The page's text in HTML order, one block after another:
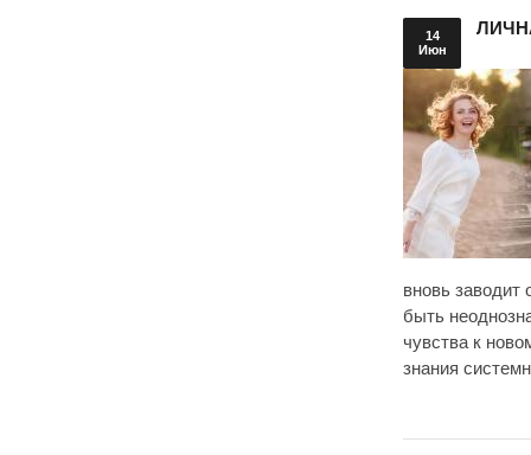
14
Июн
вновь заводит
быть
чувства к
знания